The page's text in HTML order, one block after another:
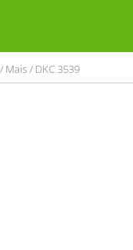
Mais / DKC 3539